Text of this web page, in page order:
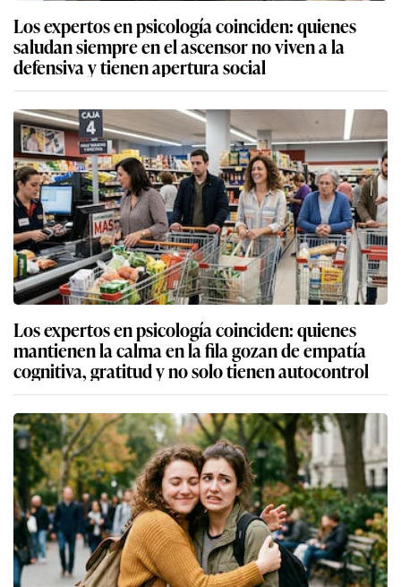
Los expertos en psicología coinciden: quienes
saludan siempre en el ascensor no viven a la
defensiva y tienen apertura social
Los expertos en psicología coinciden: quienes
mantienen la calma en la fila gozan de empatía
cognitiva, gratitud y no solo tienen autocontrol